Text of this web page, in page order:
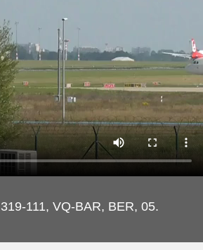
111, VQ-BAR, BER, 05.